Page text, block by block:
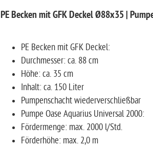
PE Becken mit GFK Deckel Ø88x35 |
PE Becken mit GFK Deckel:
Durchmesser: ca. 88 cm
Höhe: ca. 35 cm
Inhalt: ca. 150 Liter
Pumpenschacht wiederverschließbar
Pumpe Oase Aquarius Universal 2000:
Fördermenge: max. 2000 l/Std.
Förderhöhe: max. 2,0 m